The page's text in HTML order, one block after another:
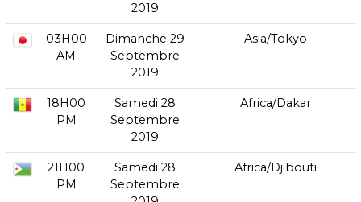
2019
03H00
AM
Dimanche 29
Septembre
2019
Asia/Tokyo
18H00
PM
Samedi 28
Septembre
2019
Africa/Dakar
21H00
PM
Samedi 28
Septembre
Africa/Djibouti